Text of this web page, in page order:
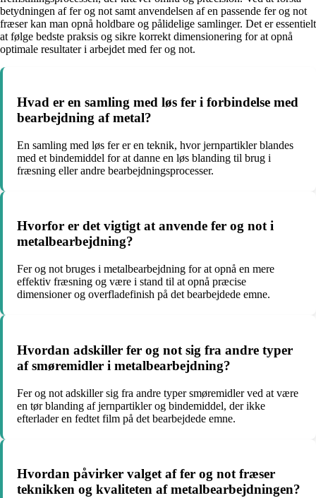
betydningen af fer og not samt anvendelsen af en passende fer og not
fræser kan man opnå holdbare og pålidelige samlinger. Det er essentielt
at følge bedste praksis og sikre korrekt dimensionering for at opnå
optimale resultater i arbejdet med fer og not.
Hvad er en samling med løs fer i forbindelse med
bearbejdning af metal?
En samling med løs fer er en teknik, hvor jernpartikler blandes
med et bindemiddel for at danne en løs blanding til brug i
fræsning eller andre bearbejdningsprocesser.
Hvorfor er det vigtigt at anvende fer og not i
metalbearbejdning?
Fer og not bruges i metalbearbejdning for at opnå en mere
effektiv fræsning og være i stand til at opnå præcise
dimensioner og overfladefinish på det bearbejdede emne.
Hvordan adskiller fer og not sig fra andre typer
af smøremidler i metalbearbejdning?
Fer og not adskiller sig fra andre typer smøremidler ved at være
en tør blanding af jernpartikler og bindemiddel, der ikke
efterlader en fedtet film på det bearbejdede emne.
Hvordan påvirker valget af fer og not fræser
teknikken og kvaliteten af metalbearbejdningen?